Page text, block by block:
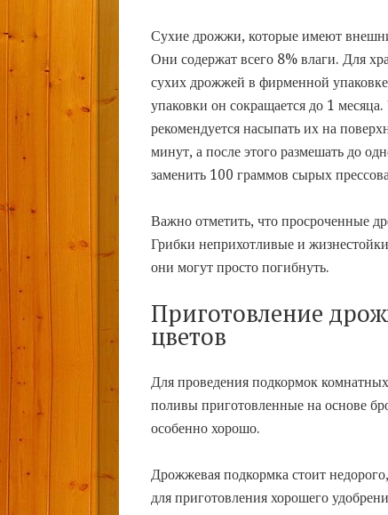
Сухие дрожжи, которые имеют
Они содержат всего 8% влаги. Для
сухих дрожжей в фирменной
упаковки он сокращается до 1
рекомендуется насыпать их на
минут, а после этого размешать до
заменить 100 граммов сырых
Важно отметить, что просроченные
Грибки неприхотливые и
они могут просто погибнуть.
Приготовление
цветов
Для проведения подкормок
поливы приготовленные на основе
особенно хорошо.
Дрожжевая подкормка стоит
для приготовления хорошего